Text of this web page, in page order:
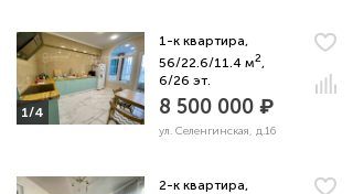
1/4
1-к квартира,
56/22.6/11.4 м2,
6/26 эт.
8 500 000 ₽
ул. Селенгинская, д.16
2-к квартира,